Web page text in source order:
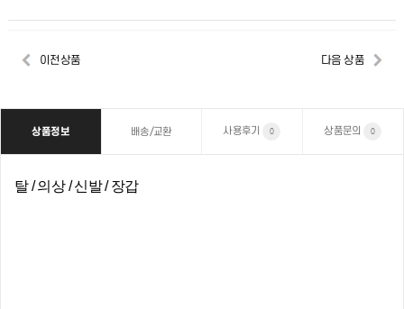
이전상품 다음 상품
상품정보 배송/교환 사용후기 0 상품문의 0
탈 / 의상 / 신발 / 장갑